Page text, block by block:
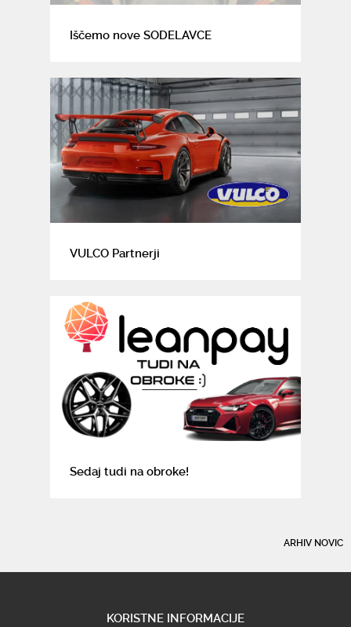
Iščemo nove SODELAVCE
VULCO Partnerji
Sedaj tudi na obroke!
ARHIV NOVIC
KORISTNE INFORMACIJE